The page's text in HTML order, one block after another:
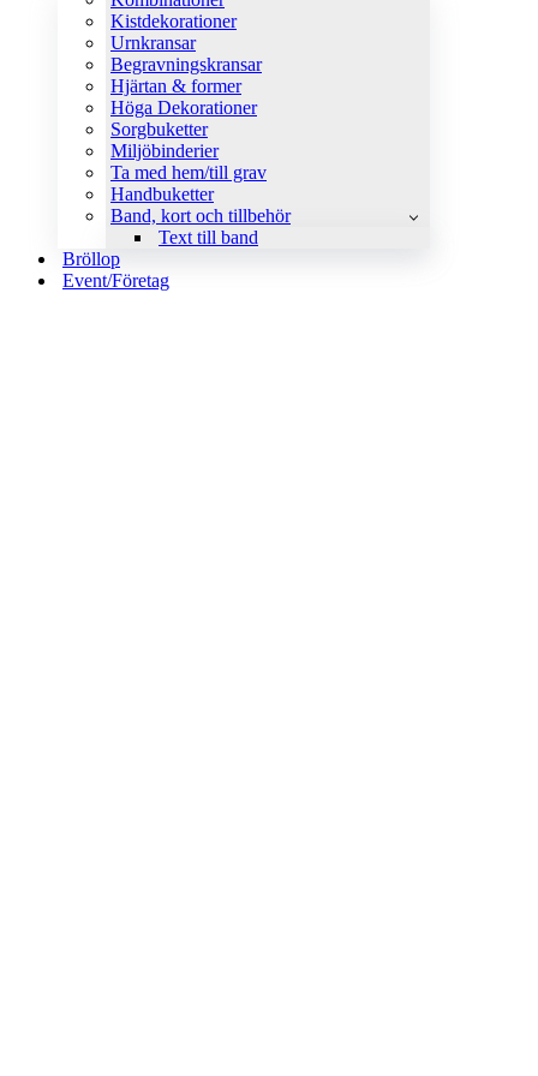
Kistdekorationer
Urnkransar
Begravningskransar
Hjärtan & former
Höga Dekorationer
Sorgbuketter
Miljöbinderier
Ta med hem/till grav
Handbuketter
Band, kort och tillbehör
Text till band
Bröllop
Event/Företag